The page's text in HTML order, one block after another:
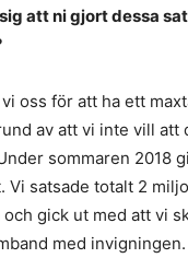
att ni gjort dessa
oss för att ha ett
av att vi inte vill att
sommaren 2018
Vi satsade totalt 2
gick ut med att vi
med invigningen.